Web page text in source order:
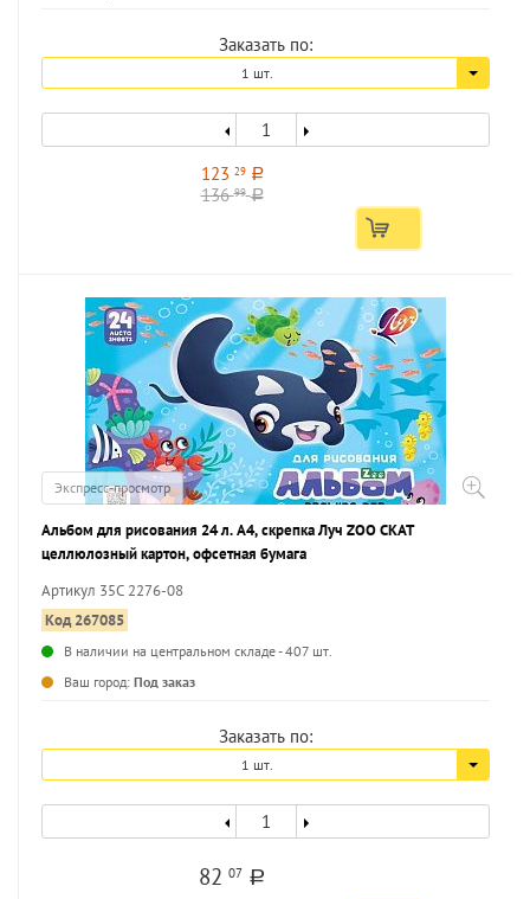
Заказать по:
1 шт.
123 29 a
13699 a
Экспресс-просмотр
Альбом для рисования 24 л. А4, скрепка Луч ZOO СКАТ
целлюлозный картон, офсетная бумага
Артикул 35С 2276-08
Код 267085
В наличии на центральном складе - 407 шт.
Ваш город: Под заказ
Заказать по:
1 шт.
8207 a